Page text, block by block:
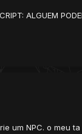
ALGUEM
um NPC. o meu